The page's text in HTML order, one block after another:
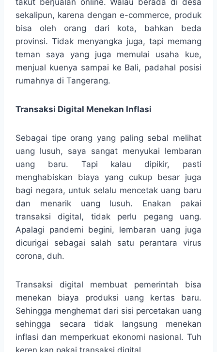
sekalipun, karena dengan e-commerce, produk
bisa oleh orang dari kota, bahkan beda
provinsi. Tidak menyangka juga, tapi memang
teman saya yang juga memulai usaha kue,
menjual kuenya sampai ke Bali, padahal posisi
rumahnya di Tangerang.
Transaksi Digital Menekan Inflasi
Sebagai tipe orang yang paling sebal melihat
uang lusuh, saya sangat menyukai lembaran
uang baru. Tapi kalau dipikir, pasti
menghabiskan biaya yang cukup besar juga
bagi negara, untuk selalu mencetak uang baru
dan menarik uang lusuh. Enakan pakai
transaksi digital, tidak perlu pegang uang.
Apalagi pandemi begini, lembaran uang juga
dicurigai sebagai salah satu perantara virus
corona, duh.
Transaksi digital membuat pemerintah bisa
menekan biaya produksi uang kertas baru.
Sehingga menghemat dari sisi percetakan uang
sehingga secara tidak langsung menekan
inflasi dan memperkuat ekonomi nasional. Tuh
keren kan pakai transaksi digital.